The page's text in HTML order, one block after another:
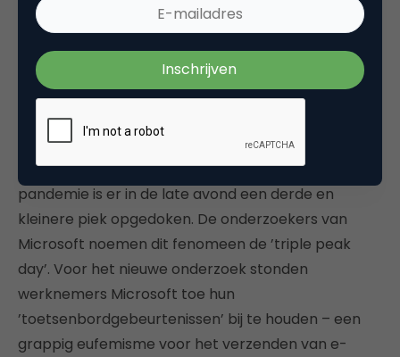
dat al het andere werk naar later wordt
een onderzoek dat een griezelige weerspiegeling
biedt van het werkzame leven. Traditioneel, zeiden
de onderzoekers, hebben medewerkers twee
productiviteitspieken tijdens hun werkdag: vlak voor
de lunch en net na de lunch. Maar sinds de
pandemie is er in de late avond een derde en
kleinere piek opgedoken. De onderzoekers van
Microsoft noemen dit fenomeen de ’triple peak
day’. Voor het nieuwe onderzoek stonden
werknemers Microsoft toe hun
’toetsenbordgebeurtenissen’ bij te houden – een
grappig eufemisme voor het verzenden van e-